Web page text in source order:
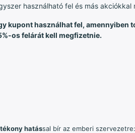
használható fel és más akciókkal
kupont használhat fel, amennyiben
os felárát kell megfizetnie.
hatással bír az emberi szervezetre: